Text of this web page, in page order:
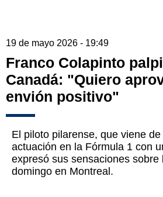
19 de mayo 2026 - 19:49
Franco Colapinto
Canadá: "Quiero
envión positivo"
El piloto pilarense, que viene
actuación en la Fórmula 1 con
expresó sus sensaciones sobre
domingo en Montreal.